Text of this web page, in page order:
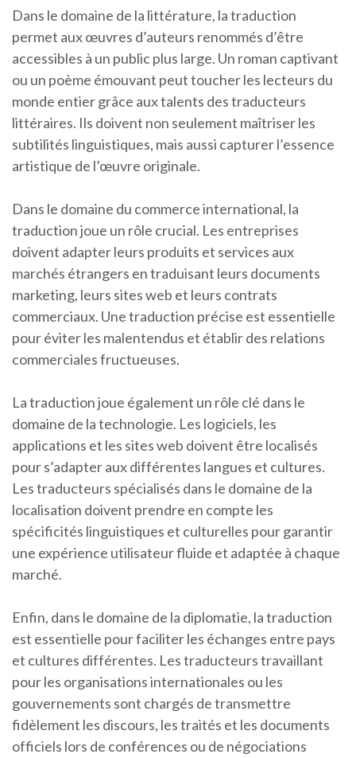
Dans le domaine de la littérature, la traduction
permet aux œuvres d’auteurs renommés d’être
accessibles à un public plus large. Un roman captivant
ou un poème émouvant peut toucher les lecteurs du
monde entier grâce aux talents des traducteurs
littéraires. Ils doivent non seulement maîtriser les
subtilités linguistiques, mais aussi capturer l’essence
artistique de l’œuvre originale.
Dans le domaine du commerce international, la
traduction joue un rôle crucial. Les entreprises
doivent adapter leurs produits et services aux
marchés étrangers en traduisant leurs documents
marketing, leurs sites web et leurs contrats
commerciaux. Une traduction précise est essentielle
pour éviter les malentendus et établir des relations
commerciales fructueuses.
La traduction joue également un rôle clé dans le
domaine de la technologie. Les logiciels, les
applications et les sites web doivent être localisés
pour s’adapter aux différentes langues et cultures.
Les traducteurs spécialisés dans le domaine de la
localisation doivent prendre en compte les
spécificités linguistiques et culturelles pour garantir
une expérience utilisateur fluide et adaptée à chaque
marché.
Enfin, dans le domaine de la diplomatie, la traduction
est essentielle pour faciliter les échanges entre pays
et cultures différentes. Les traducteurs travaillant
pour les organisations internationales ou les
gouvernements sont chargés de transmettre
fidèlement les discours, les traités et les documents
officiels lors de conférences ou de négociations